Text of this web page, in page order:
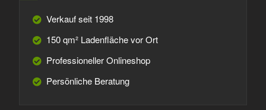
Verkauf seit 1998
150 qm² Ladenfläche vor Ort
Professioneller Onlineshop
Persönliche Beratung